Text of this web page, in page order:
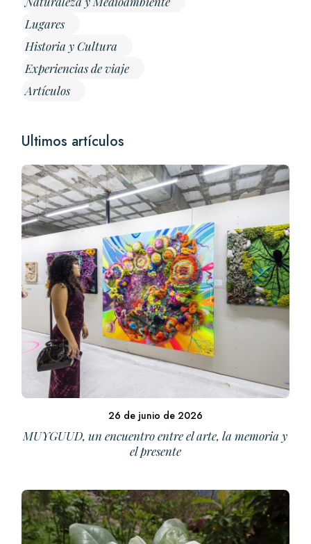
Lugares
Historia y Cultura
Experiencias de viaje
Artículos
Ultimos artículos
26 de junio de 2026
MUYGUUD, un encuentro entre el arte, la memoria y
el presente